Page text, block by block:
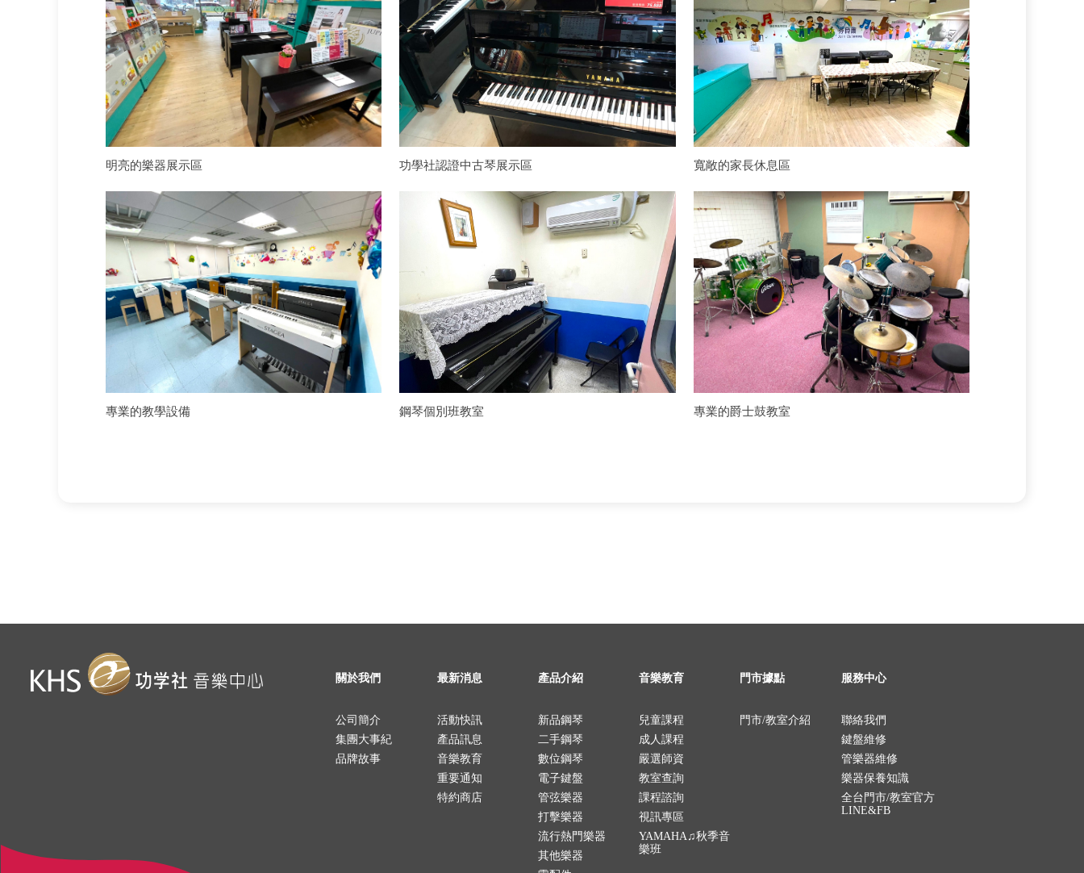
明亮的樂器展示區 功學社認證中古琴展示區 寬敞的家長休息區
專業的教學設備 鋼琴個別班教室 專業的爵士鼓教室
關於我們
公司簡介
集團大事紀
品牌故事
最新消息
活動快訊
產品訊息
音樂教育
重要通知
特約商店
產品介紹
新品鋼琴
二手鋼琴
數位鋼琴
電子鍵盤
管弦樂器
打擊樂器
流行熱門樂器
其他樂器
音樂教育
兒童課程
成人課程
嚴選師資
教室查詢
課程諮詢
視訊專區
YAMAHA♫秋季音
樂班
門市據點
門市/教室介紹
服務中心
聯絡我們
鍵盤維修
管樂器維修
樂器保養知識
全台門市/教室官方
LINE&FB